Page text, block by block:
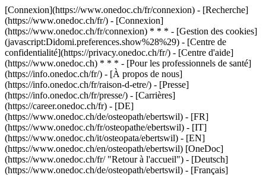
[Connexion](https://www.onedoc.ch/fr/connexion) - [Recherche]
(https://www.onedoc.ch/fr/) - [Connexion]
(https://www.onedoc.ch/fr/connexion) * * * - [Gestion des cookies]
(javascript:Didomi.preferences.show%28%29) - [Centre de
confidentialité](https://privacy.onedoc.ch/fr/) - [Centre d'aide]
(https://www.onedoc.ch) * * * - [Pour les professionnels de santé]
(https://info.onedoc.ch/fr/) - [À propos de nous]
(https://info.onedoc.ch/fr/raison-d-etre/) - [Presse]
(https://info.onedoc.ch/fr/presse/) - [Carrières]
(https://career.onedoc.ch/fr) - [DE]
(https://www.onedoc.ch/de/osteopath/ebertswil) - [FR]
(https://www.onedoc.ch/fr/osteopathe/ebertswil) - [IT]
(https://www.onedoc.ch/it/osteopata/ebertswil) - [EN]
(https://www.onedoc.ch/en/osteopath/ebertswil) [OneDoc]
(https://www.onedoc.ch/fr/ "Retour à l'accueil") - [Deutsch]
(https://www.onedoc.ch/de/osteopath/ebertswil) - [Français]